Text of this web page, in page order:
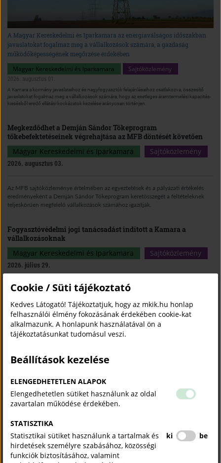
A Magyar Kereskedelmi és Iparkamara az energiaválságos időszakban
javaslatokat fogalmaz meg a vállalkozások számára, a gazdaság
működőképességének megőrzése érdekében
Magyar Kereskedelmi és Iparkamara Sajtóközlemény
2026. augusztus 01.
A Kamara a kormány javaslataihoz és nagyfogyasztók felajánlásaihoz csatlakozva, összesítő
javaslatokat fogalmaz meg a vállalkozások számára, hogy az esetleges áramtermelési kapacitás-
kiesésből eredő ellátási kockázatok kezelése arányosan történjen.
Megkezdődhet a Demján Sándor Tőkeprogram
tőkebefektetéseinek végrehajtása az MFB döntését követően
Magyar Kereskedelmi és Iparkamara
Sajtóközlemény
2026. augusztus 03.
Az MFB sajtóközleménye értelmében az egyeztetések és a pályázati értékelés
eredményeként a Demján Sándor Tőkeprogram keretösszegét a feltételeknek
teljeskörűen megfelelő vállalkozások számához igazítják.
Fogyasztóvédelmi jogi tanácsadást indított a Kamara a
vállalkozásoknak
Magyar Kereskedelmi és Iparkamara
Sajtóközlemény
2026. július 29.
A Kamara fogyasztóvédelmi jogi tanácsadással segít a kis- és
ahhoz, hogy a cégek hatékonyan feleljenek meg a gyorsan változó
fogyasztóvédelmi előírásoknak.
„Az iskolapadtól az első munkahelyig": tehetséggondozó
Magyar Kereskedelmi és Iparkamara
A Kamara új társadalmi felelősségvállalási programja, „Az iskolapadtól az első
munkahelyig" tehetséges, de hátrányos helyzetű fiatalokat kísér végig pályájuk
Megalakult az MKIK Szubszaharai Afrika Bizottsága
Külgazdaság
2026. július 27.
Cookie / Süti tájékoztató
Kedves Látogató! Tájékoztatjuk, hogy az mkik.hu honlap
felhasználói élmény fokozásának érdekében cookie-kat
alkalmazunk. A honlapunk használatával ön a
tájékoztatásunkat tudomásul veszi.
Beállítások kezelése
ELENGEDHETETLEN ALAPOK
Elengedhetetlen sütiket használunk az oldal
zavartalan működése érdekében.
STATISZTIKA
Statisztikai sütiket használunk a tartalmak és
hirdetések személyre szabásához, közösségi
funkciók biztosításához, valamint
ki be